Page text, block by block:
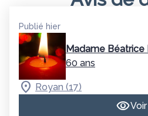
Publié hier
Madame Béatrice
60 ans
Royan (17)
Voir